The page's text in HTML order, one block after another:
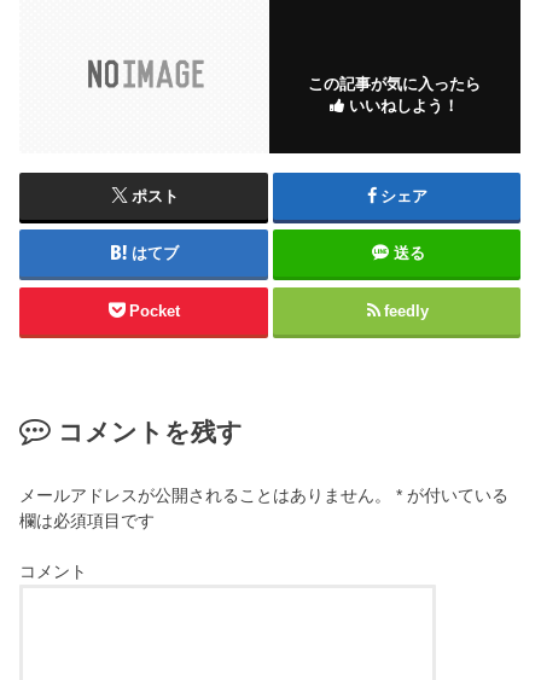
この記事が気に入ったら
いいねしよう！
ポスト シェア
はてブ 送る
Pocket feedly
コメントを残す
メールアドレスが公開されることはありません。 * が付いている
欄は必須項目です
コメント